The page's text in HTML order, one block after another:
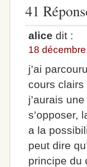
41
alice dit :
18
j’ai
cours clairs
j’aurais
s’opposer,
a la
peut dire
principe du